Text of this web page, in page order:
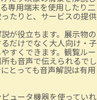
専用端末を使用したり二
たりと、サービスの提供
が役立ちます。展示物の
だけでなく大人向け・子
すくできます。観覧ルー
も音声で伝えられるでし
とっても音声解説は有用
ュータ機器を使っていれ